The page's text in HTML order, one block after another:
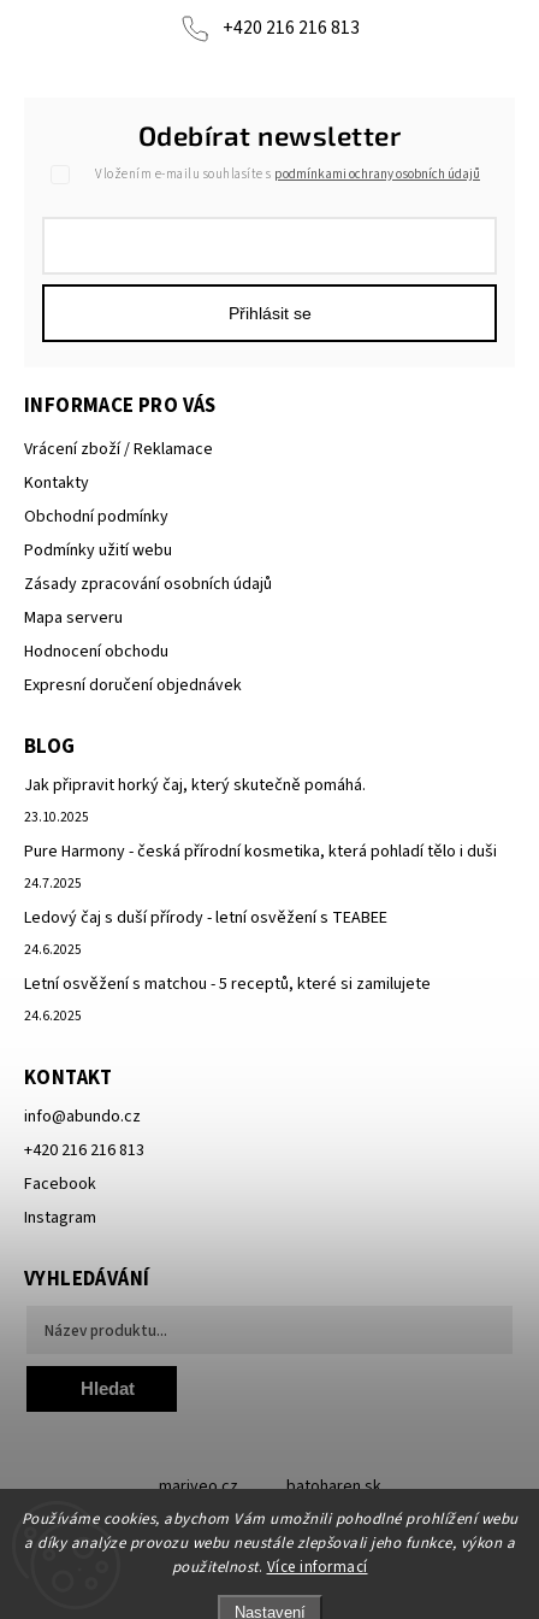
Používáme cookies, abychom Vám umožnili pohodlné prohlížení webu
a díky analýze provozu webu neustále zlepšovali jeho funkce, výkon a
použitelnost. Více informací
Nastavení
+420 216 216 813
INFORMACE PRO VÁS
Vrácení zboží / Reklamace
Kontakty
Obchodní podmínky
Podmínky užití webu
Zásady zpracování osobních údajů
Mapa serveru
Hodnocení obchodu
Expresní doručení objednávek
Odebírat newsletter
Vložením e-mailu souhlasíte s podmínkami ochrany osobních údajů
Přihlásit se
BLOG
Jak připravit horký čaj, který skutečně pomáhá.
23.10.2025
Pure Harmony - česká přírodní kosmetika, která pohladí tělo i duši
24.7.2025
Ledový čaj s duší přírody - letní osvěžení s TEABEE
24.6.2025
Letní osvěžení s matchou - 5 receptů, které si zamilujete
24.6.2025
KONTAKT
info@abundo.cz
+420 216 216 813
Facebook
Instagram
VYHLEDÁVÁNÍ
Hledat
mariveo.cz batoharen.sk